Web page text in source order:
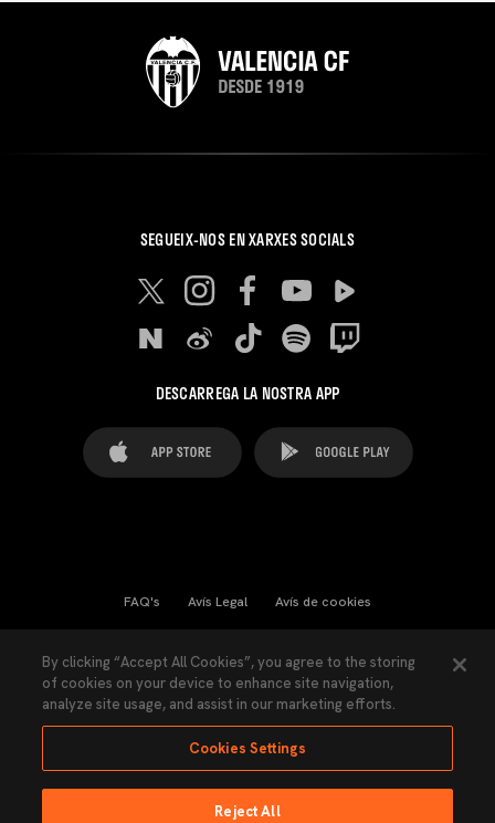
SEGUEIX-NOS EN XARXES SOCIALS
DESCARREGA LA NOSTRA APP
FAQ's Avís Legal Avís de cookies
Llei de Transparència Política de Privacitat
Accessibilitat
By clicking “Accept All Cookies”, you agree to the storing
of cookies on your device to enhance site navigation,
analyze site usage, and assist in our marketing efforts.
Cookies Settings
Reject All